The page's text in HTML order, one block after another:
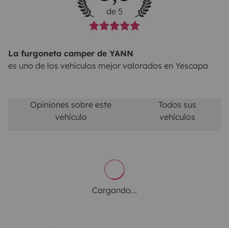
de 5
La furgoneta camper de YANN
es uno de los vehículos mejor valorados en Yescapa
Opiniones sobre este
vehículo
Todos sus
vehículos
Cargando...